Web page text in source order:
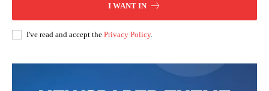
I WANT IN
I've read and accept the Privacy Policy.